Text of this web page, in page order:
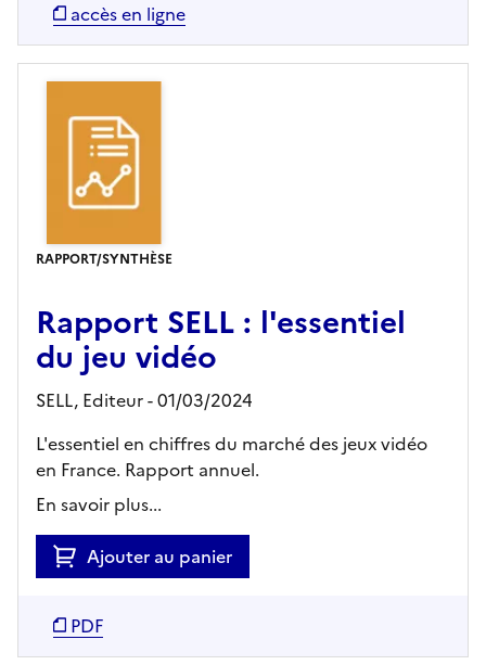
accès en ligne
RAPPORT/SYNTHÈSE
Rapport SELL : l'essentiel
du jeu vidéo
SELL, Editeur- 01/03/2024
L'essentiel en chiffres du marché des jeux vidéo
en France. Rapport annuel.
En savoir plus...
Ajouter au panier
PDF